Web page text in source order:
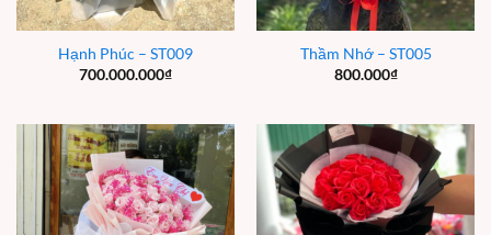
Hạnh Phúc – ST009
700.000.000₫
Thầm Nhớ – ST005
800.000₫